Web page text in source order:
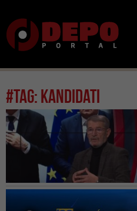
#tag: kandidati